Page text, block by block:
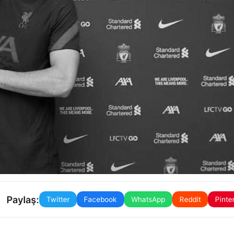
Paylaş: Twitter Facebook WhatsApp Reddit